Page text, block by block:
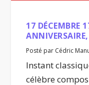
17 DÉCEMBRE
Posté par Cédric
Instant
célèbre